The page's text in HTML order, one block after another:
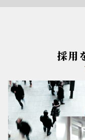
採用